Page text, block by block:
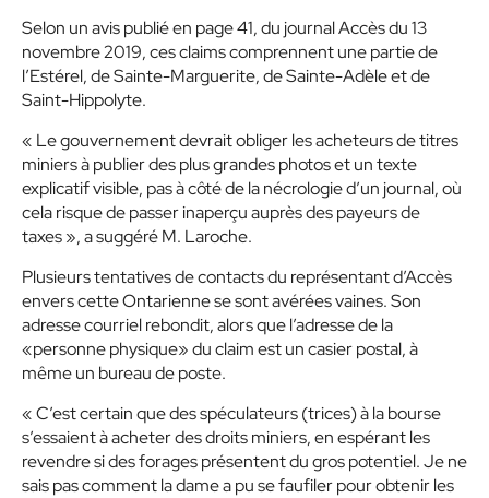
Selon un avis publié en page 41, du journal Accès du 13
novembre 2019, ces claims comprennent une partie de
l’Estérel, de Sainte-Marguerite, de Sainte-Adèle et de
Saint-Hippolyte.
« Le gouvernement devrait obliger les acheteurs de titres
miniers à publier des plus grandes photos et un texte
explicatif visible, pas à côté de la nécrologie d’un journal, où
cela risque de passer inaperçu auprès des payeurs de
taxes », a suggéré M. Laroche.
Plusieurs tentatives de contacts du représentant d’Accès
envers cette Ontarienne se sont avérées vaines. Son
adresse courriel rebondit, alors que l’adresse de la
«personne physique» du claim est un casier postal, à
même un bureau de poste.
« C’est certain que des spéculateurs (trices) à la bourse
s’essaient à acheter des droits miniers, en espérant les
revendre si des forages présentent du gros potentiel. Je ne
sais pas comment la dame a pu se faufiler pour obtenir les